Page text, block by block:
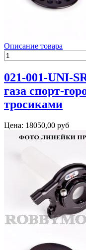
Описание товара
021-001-UNI-
газа спорт-
тросиками
Цена: 18050,00 руб